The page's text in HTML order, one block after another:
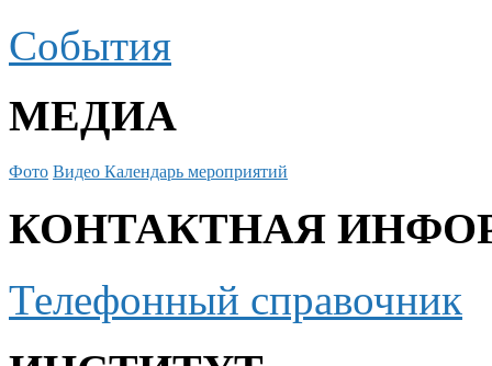
События
МЕДИА
Фото Видео Календарь мероприятий
КОНТАКТНАЯ
Телефонный справочник